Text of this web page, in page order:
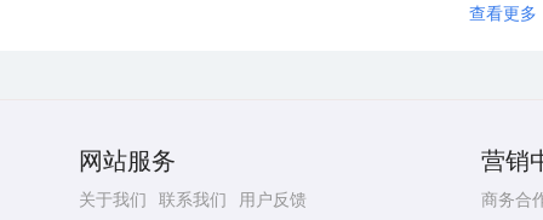
查看更多
网站服务
关于我们 联系我们
用户反馈
营销
商务合